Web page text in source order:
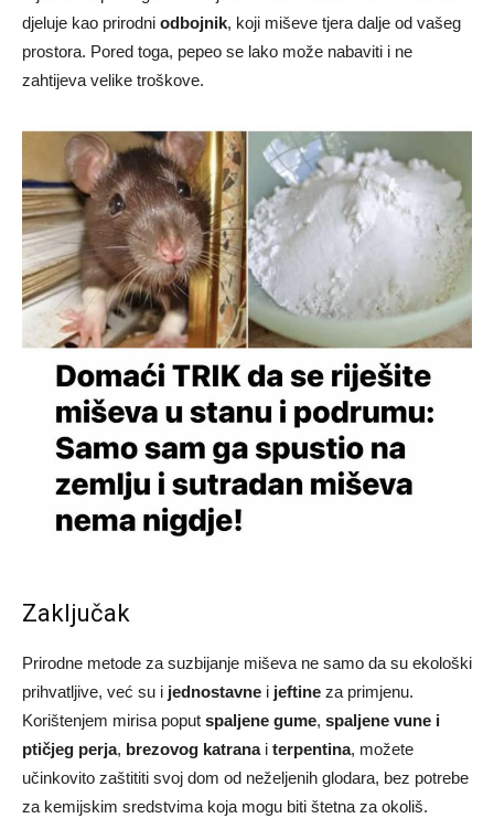
djeluje kao prirodni odbojnik, koji miševe tjera dalje od vašeg
prostora. Pored toga, pepeo se lako može nabaviti i ne
zahtijeva velike troškove.
Zaključak
Prirodne metode za suzbijanje miševa ne samo da su ekološki
prihvatljive, već su i jednostavne i jeftine za primjenu.
Korištenjem mirisa poput spaljene gume, spaljene vune i
ptičjeg perja, brezovog katranai terpentina, možete
učinkovito zaštititi svoj dom od neželjenih glodara, bez potrebe
za kemijskim sredstvima koja mogu biti štetna za okoliš.